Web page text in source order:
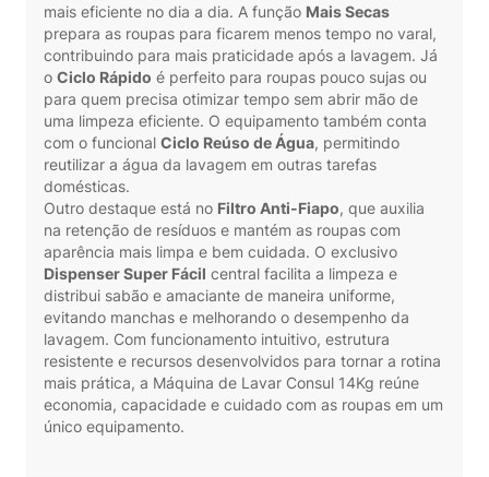
mais eficiente no dia a dia. A função Mais Secas
prepara as roupas para ficarem menos tempo no varal,
contribuindo para mais praticidade após a lavagem. Já
o Ciclo Rápido é perfeito para roupas pouco sujas ou
para quem precisa otimizar tempo sem abrir mão de
uma limpeza eficiente. O equipamento também conta
com o funcional Ciclo Reúso de Água, permitindo
reutilizar a água da lavagem em outras tarefas
domésticas.
Outro destaque está no Filtro Anti-Fiapo, que auxilia
na retenção de resíduos e mantém as roupas com
aparência mais limpa e bem cuidada. O exclusivo
Dispenser Super Fácil central facilita a limpeza e
distribui sabão e amaciante de maneira uniforme,
evitando manchas e melhorando o desempenho da
lavagem. Com funcionamento intuitivo, estrutura
resistente e recursos desenvolvidos para tornar a rotina
mais prática, a Máquina de Lavar Consul 14Kg reúne
economia, capacidade e cuidado com as roupas em um
único equipamento.